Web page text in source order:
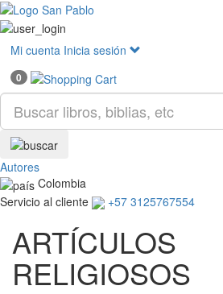
Mi cuenta Inicia sesión
0
Autores
Colombia
Servicio al cliente
+57 3125767554
ARTÍCULOS
RELIGIOSOS